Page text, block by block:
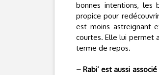
bonnes intentions, les
propice pour
est moins astreignant
courtes. Elle lui permet
terme de repos.
– Rabi’ est aussi